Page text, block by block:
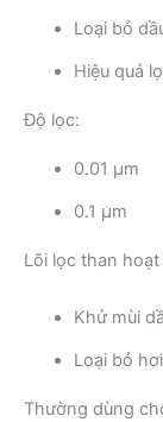
Loại bỏ
Hiệu quả
Độ lọc:
0.01 µm
0.1 µm
Lõi lọc than
Khử mùi
Loại bỏ
Thường dùng